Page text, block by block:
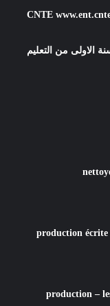
الاولى من التعليم
production écrite
production –